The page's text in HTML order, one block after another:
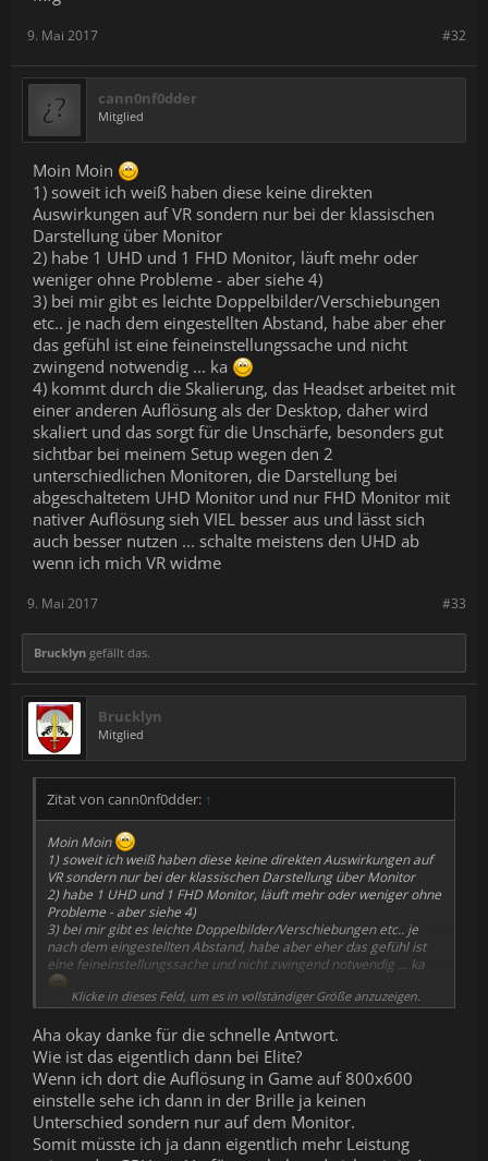
#32
9. Mai 2017
cann0nf0dder
Mitglied
Moin Moin
1) soweit ich weiß haben diese keine direkten
Auswirkungen auf VR sondern nur bei der klassischen
Darstellung über Monitor
2) habe 1 UHD und 1 FHD Monitor, läuft mehr oder
weniger ohne Probleme - aber siehe 4)
3) bei mir gibt es leichte Doppelbilder/Verschiebungen
etc.. je nach dem eingestellten Abstand, habe aber eher
das gefühl ist eine feineinstellungssache und nicht
zwingend notwendig ... ka
4) kommt durch die Skalierung, das Headset arbeitet mit
einer anderen Auflösung als der Desktop, daher wird
skaliert und das sorgt für die Unschärfe, besonders gut
sichtbar bei meinem Setup wegen den 2
unterschiedlichen Monitoren, die Darstellung bei
abgeschaltetem UHD Monitor und nur FHD Monitor mit
nativer Auflösung sieh VIEL besser aus und lässt sich
auch besser nutzen ... schalte meistens den UHD ab
wenn ich mich VR widme
#33
9. Mai 2017
Brucklyn gefällt das.
Brucklyn
Mitglied
Zitat von cann0nf0dder: ↑
Moin Moin
1) soweit ich weiß haben diese keine direkten Auswirkungen auf
VR sondern nur bei der klassischen Darstellung über Monitor
2) habe 1 UHD und 1 FHD Monitor, läuft mehr oder weniger ohne
Probleme - aber siehe 4)
3) bei mir gibt es leichte Doppelbilder/Verschiebungen etc.. je
nach dem eingestellten Abstand, habe aber eher das gefühl ist
eine feineinstellungssache und nicht zwingend notwendig ... ka
4) kommt durch die Skalierung, das Headset arbeitet mit einer
sorgt für die Unschärfe, besonders gut sichtbar bei meinem
Setup wegen den 2 unterschiedlichen Monitoren, die Darstellung
bei abgeschaltetem UHD Monitor und nur FHD Monitor mit
nativer Auflösung sieh VIEL besser aus und lässt sich auch besser
nutzen ... schalte meistens den UHD ab wenn ich mich VR widme
Klicke in dieses Feld, um es in vollständiger Größe anzuzeigen.
Aha okay danke für die schnelle Antwort.
Wie ist das eigentlich dann bei Elite?
Wenn ich dort die Auflösung in Game auf 800x600
einstelle sehe ich dann in der Brille ja keinen
Unterschied sondern nur auf dem Monitor.
Somit müsste ich ja dann eigentlich mehr Leistung